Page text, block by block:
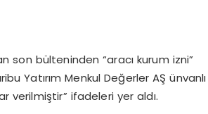
son bülteninden “aracı kurum izni”
Yatırım Menkul Değerler AŞ ünvanlı
verilmiştir” ifadeleri yer aldı.